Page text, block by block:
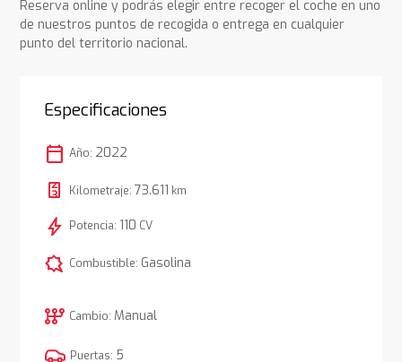
Reserva online y podrás elegir entre recoger el coche en uno
de nuestros puntos de recogida o entrega en cualquier
punto del territorio nacional.
Especificaciones
calendar_today Año: 2022
Kilometraje: 73.611 km
bolt Potencia: 110 CV
comic_bubble Combustible: Gasolina
auto_transmission Cambio: Manual
Puertas: 5